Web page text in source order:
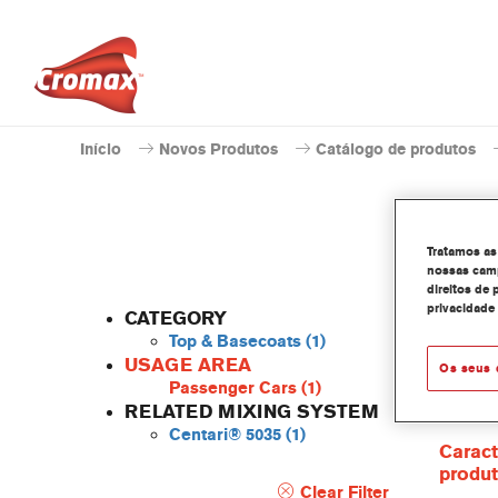
Início Novos Produtos Catálogo de produtos
CATEGORY
Top & Basecoats (1)
USAGE AREA
Passenger Cars (1)
RELATED MIXING SYSTEM
Centari® 5035 (1)
Clear Filter
O
linha
Tratamos
nossas
direitos de
privacidade
Os seus